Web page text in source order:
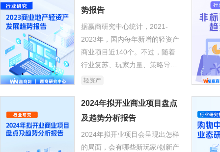
告分析了非标商业的发展历程、
势报告
据赢商研究中心统计，2021-
2023年，国内每年新增的轻资产
商业项目近140个。不过，随着
行业复苏、玩家力量、策略导向
等因素之变，这些上新的轻资产
征。
轻资产
2024年拟开业商业项目盘点
及趋势分析报告
2024年拟开业项目会呈现出怎样
的局面，会有哪些新玩家/创新产